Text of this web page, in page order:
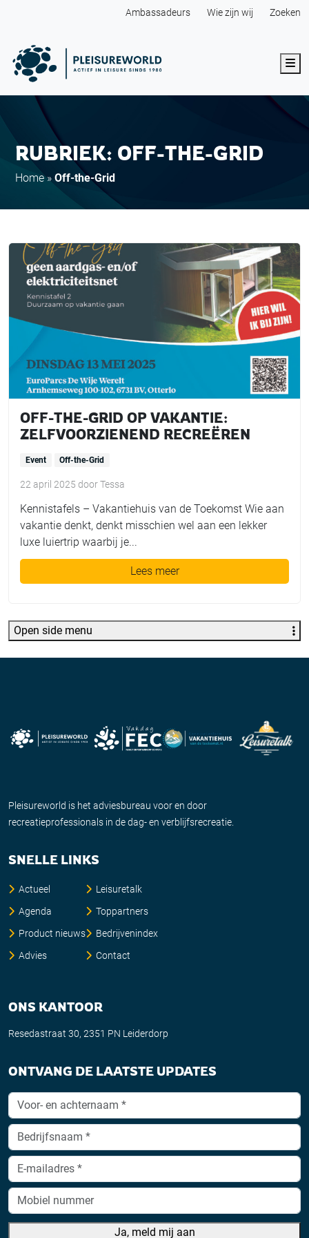
Ambassadeurs Wie zijn wij Zoeken
RUBRIEK: OFF-THE-GRID
Home» Off-the-Grid
OFF-THE-GRID OP VAKANTIE:
ZELFVOORZIENEND RECREËREN
Event Off-the-Grid
22 april 2025 doorTessa
Kennistafels – Vakantiehuis van de Toekomst Wie aan
vakantie denkt, denkt misschien wel aan een lekker
luxe luiertrip waarbij je...
Lees meer
Open side menu
Pleisureworld is het adviesbureau voor en door
recreatieprofessionals in de dag- en verblijfsrecreatie.
SNELLE LINKS
Actueel
Agenda
Product nieuws
Advies
Leisuretalk
Toppartners
Bedrijvenindex
Contact
ONS KANTOOR
Resedastraat 30, 2351 PN Leiderdorp
ONTVANG DE LAATSTE UPDATES
Ja, meld mij aan